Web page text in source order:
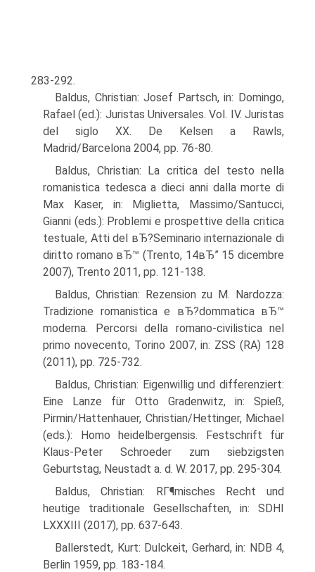
283-292.
Baldus, Christian: Josef Partsch, in: Domingo,
Rafael (ed.): Juristas Universales. Vol. IV. Juristas
del siglo XX. De Kelsen a Rawls,
Madrid/Barcelona 2004, pp. 76-80.
Baldus, Christian: La critica del testo nella
romanistica tedesca a dieci anni dalla morte di
Max Kaser, in: Miglietta, Massimo/Santucci,
Gianni (eds.): Problemi e prospettive della critica
testuale, Atti del вЂ?Seminario internazionale di
diritto romano вЂ™ (Trento, 14вЂ” 15 dicembre
2007), Trento 2011, pp. 121-138.
Baldus, Christian: Rezension zu M. Nardozza:
Tradizione romanistica e вЂ?dommatica вЂ™
moderna. Percorsi della romano-civilistica nel
primo novecento, Torino 2007, in: ZSS (RA) 128
(2011), pp. 725-732.
Baldus, Christian: Eigenwillig und differenziert:
Eine Lanze für Otto Gradenwitz, in: Spieß,
Pirmin/Hattenhauer, Christian/Hettinger, Michael
(eds.): Homo heidelbergensis. Festschrift für
Klaus-Peter Schroeder zum siebzigsten
Geburtstag, Neustadt a. d. W. 2017, pp. 295-304.
Baldus, Christian: RГ¶misches Recht und
heutige traditionale Gesellschaften, in: SDHI
LXXXIII (2017), pp. 637-643.
Ballerstedt, Kurt: Dulckeit, Gerhard, in: NDB 4,
Berlin 1959, pp. 183-184.